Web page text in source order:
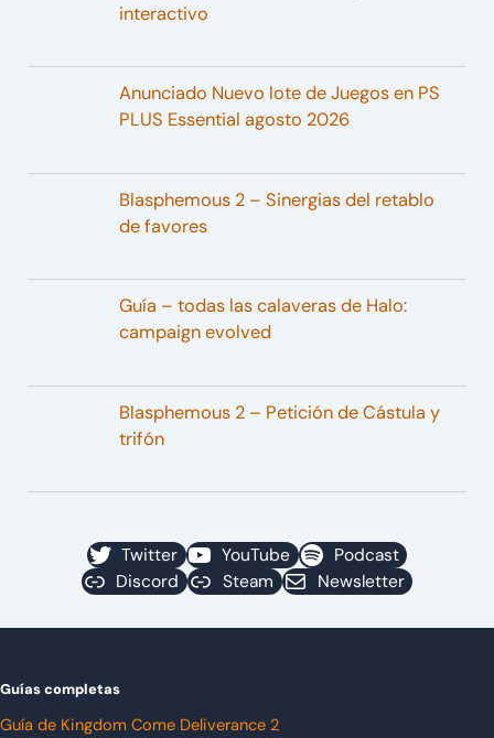
interactivo
Anunciado Nuevo lote de Juegos en PS
PLUS Essential agosto 2026
Blasphemous 2 – Sinergias del retablo
de favores
Guía – todas las calaveras de Halo:
campaign evolved
Blasphemous 2 – Petición de Cástula y
trifón
Twitter YouTube
Podcast
Discord
Steam Newsletter
Guías completas
Guía de Kingdom Come Deliverance 2